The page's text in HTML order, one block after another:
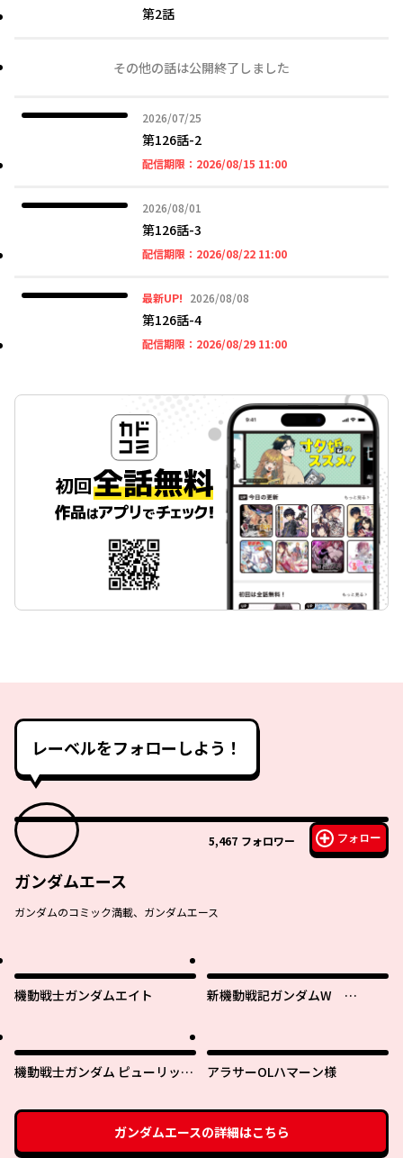
第2話
その他の話は公開終了しました
2026/07/25
2026年07月25日
第126話-2
配信期限： 2026/08/15 11:002026年08月15日 11時
2026/08/01
2026年08月01日
第126話-3
配信期限： 2026/08/22 11:002026年08月22日 11時
最新UP! 2026/08/08
2026年08月08日
第126話-4
配信期限： 2026/08/29 11:002026年08月29日 11時
レーベルをフォローしよう！
5,467 フォロワー フォロー
ガンダムエース
ガンダムのコミック満載、ガンダムエース
機動戦士ガンダムエイト
新機動戦記ガンダムW
機動戦士ガンダム ピューリッツ
方へー
アラサーOLハマーン様
ガンダムエースの詳細はこちら